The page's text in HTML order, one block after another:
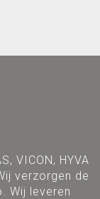
VICON, HYVA
verzorgen de
Wij leveren